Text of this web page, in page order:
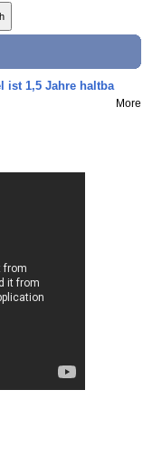
ist 1,5 Jahre haltba
More